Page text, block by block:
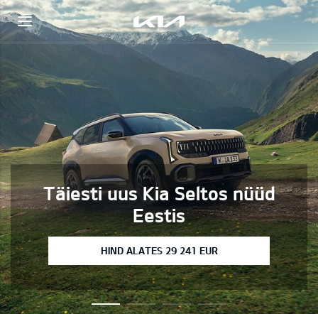
Täiesti uus Kia Seltos nüüd
Eestis
HIND ALATES 29 241 EUR